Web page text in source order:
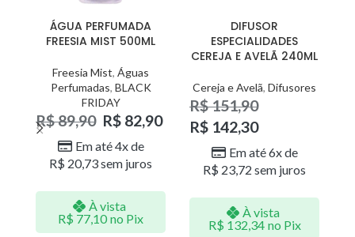
ÁGUA PERFUMADA
FREESIA MIST 500ML
Freesia Mist, Águas
Perfumadas, BLACK
FRIDAY
R$89,90 R$ 82,90
Em até 4x de
R$ 20,73sem juros
À vista
R$ 77,10 no Pix
DIFUSOR
ESPECIALIDADES
CEREJA E AVELÃ 240ML
Cereja e Avelã, Difusores
R$151,90
R$ 142,30
Em até 6x de
R$ 23,72 sem juros
À vista
R$ 132,34 no Pix